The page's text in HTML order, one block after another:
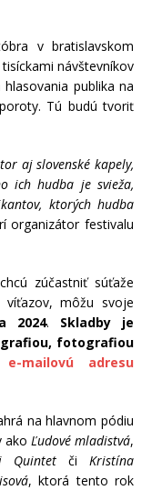
v bratislavskom
návštevníkov
publika na
Tú budú tvoriť
aj slovenské kapely,
ich hudba je svieža,
ktorých hudba
organizátor festivalu
zúčastniť súťaže
môžu svoje
2024. Skladby je
fotografiou
mailovú adresu
na hlavnom pódiu
ako Ľudové mladistvá,
Quintet či Kristína
, ktorá tento rok